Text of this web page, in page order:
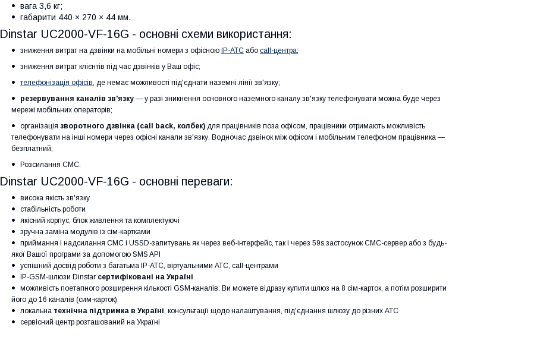
вага 3,6 кг;
габарити 440 × 270 × 44 мм.
Dinstar UC2000-VF-16G - основні схеми використання:
зниження витрат на дзвінки на мобільні номери з офісною IP-АТС або call-центра;
зниження витрат клієнтів під час дзвінків у Ваш офіс;
телефонізація офісів , де немає можливості під'єднати наземні лінії зв'язку;
резервування каналів зв'язку ― у разі зникнення основного наземного каналу зв'язку телефонувати можна буде через
мережі мобільних операторів;
організація зворотного дзвінка (call back, колбек) для працівників поза офісом, працівники отримають можливість
телефонувати на інші номери через офісні канали зв'язку. Водночас дзвінок між офісом і мобільним телефоном працівника —
безплатний;
Розсилання СМС.
Dinstar UC2000-VF-16G - основні переваги:
висока якість зв'язку
стабільність роботи
якісний корпус, блок живлення та комплектуючі
зручна заміна модулів із сім-картками
приймання і надсилання СМС і USSD-запитувань як через веб-інтерфейс, так і через 59s застосунок СМС-сервер або з будь-
якої Вашої програми за допомогою SMS API
успішний досвід роботи з багатьма IP-АТС, віртуальними АТС, call-центрами
IP-GSM-шлюзи Dinstar сертифіковані на Україні
можливість поетапного розширення кількості GSM-каналів: Ви можете відразу купити шлюз на 8 сім-карток, а потім розширити
його до 16 каналів (сим-карток)
локальна технічна підтримка в Україні , консультації щодо налаштування, під'єднання шлюзу до різних АТС
сервісний центр розташований на Україні